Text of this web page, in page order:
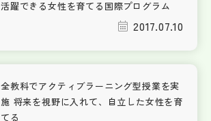
活躍できる女性を育てる国際プログラム
2017.07.10
全教科でアクティブラーニング型授業を実
施 将来を視野に入れて、自立した女性を育
てる